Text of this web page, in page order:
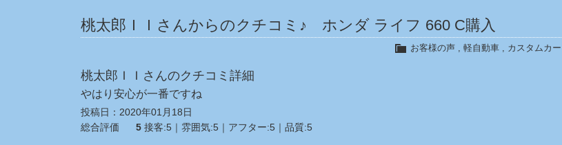
桃太郎ＩＩさんからのクチコミ♪ ホンダ ライフ 660 C購入
お客様の声 軽自動車 カスタムカー
桃太郎ＩＩさんのクチコミ詳細
やはり安心が一番ですね
投稿日： 2020年01月18日
総合評価
5 接客:5 ｜雰囲気:5 ｜アフター:5 ｜品質:5